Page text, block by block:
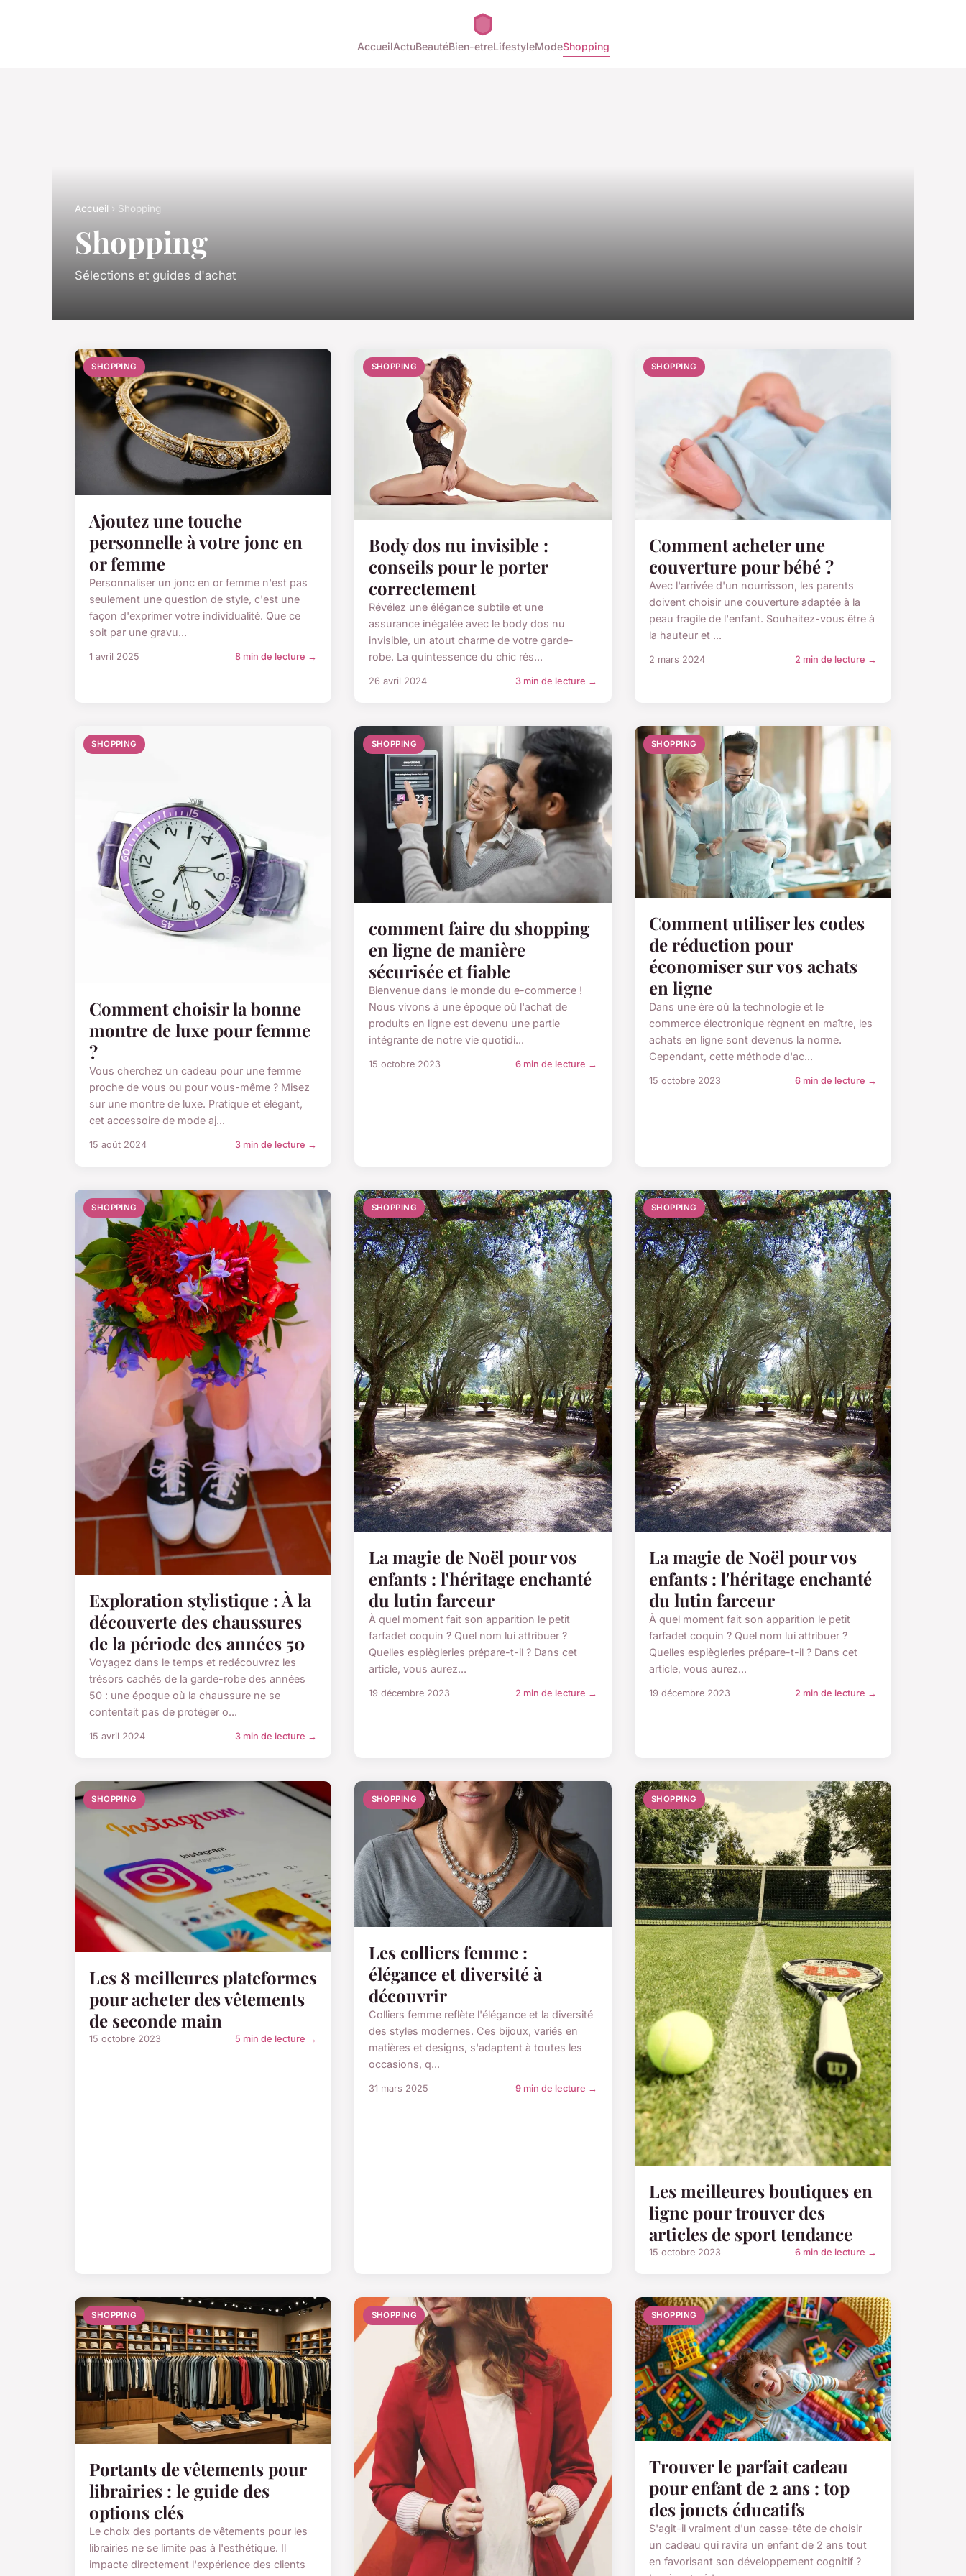
AccueilActuBeautéBien-etreLifestyleModeShopping
Accueil › Shopping
Shopping
Sélections et guides d'achat
SHOPPING
Ajoutez une touche
personnelle à votre jonc en
or femme
Personnaliser un jonc en or femme n'est pas
seulement une question de style, c'est une
façon d'exprimer votre individualité. Que ce
soit par une gravu...
1 avril 2025 8 min de lecture →
SHOPPING
Body dos nu invisible :
conseils pour le porter
correctement
Révélez une élégance subtile et une
assurance inégalée avec le body dos nu
invisible, un atout charme de votre garde-
robe. La quintessence du chic rés...
26 avril 2024 3 min de lecture →
SHOPPING
Comment acheter une
couverture pour bébé ?
Avec l'arrivée d'un nourrisson, les parents
doivent choisir une couverture adaptée à la
peau fragile de l'enfant. Souhaitez-vous être à
la hauteur et ...
2 mars 2024 2 min de lecture →
SHOPPING
Comment choisir la bonne
montre de luxe pour femme
?
Vous cherchez un cadeau pour une femme
proche de vous ou pour vous-même ? Misez
sur une montre de luxe. Pratique et élégant,
cet accessoire de mode aj...
15 août 2024 3 min de lecture →
SHOPPING
comment faire du shopping
en ligne de manière
sécurisée et fiable
Bienvenue dans le monde du e-commerce !
Nous vivons à une époque où l'achat de
produits en ligne est devenu une partie
intégrante de notre vie quotidi...
15 octobre 2023 6 min de lecture →
SHOPPING
Comment utiliser les codes
de réduction pour
économiser sur vos achats
en ligne
Dans une ère où la technologie et le
commerce électronique règnent en maître, les
achats en ligne sont devenus la norme.
Cependant, cette méthode d'ac...
15 octobre 2023 6 min de lecture →
SHOPPING
Exploration stylistique : À la
découverte des chaussures
de la période des années 50
Voyagez dans le temps et redécouvrez les
trésors cachés de la garde-robe des années
50 : une époque où la chaussure ne se
contentait pas de protéger o...
15 avril 2024 3 min de lecture →
SHOPPING
La magie de Noël pour vos
enfants : l'héritage enchanté
du lutin farceur
À quel moment fait son apparition le petit
farfadet coquin ? Quel nom lui attribuer ?
Quelles espiègleries prépare-t-il ? Dans cet
article, vous aurez...
19 décembre 2023 2 min de lecture →
SHOPPING
La magie de Noël pour vos
enfants : l'héritage enchanté
du lutin farceur
À quel moment fait son apparition le petit
farfadet coquin ? Quel nom lui attribuer ?
Quelles espiègleries prépare-t-il ? Dans cet
article, vous aurez...
19 décembre 2023 2 min de lecture →
SHOPPING
Les 8 meilleures plateformes
pour acheter des vêtements
de seconde main
15 octobre 2023 5 min de lecture →
SHOPPING
Les colliers femme :
élégance et diversité à
découvrir
Colliers femme reflète l'élégance et la diversité
des styles modernes. Ces bijoux, variés en
matières et designs, s'adaptent à toutes les
occasions, q...
31 mars 2025 9 min de lecture →
SHOPPING
Les meilleures boutiques en
ligne pour trouver des
articles de sport tendance
15 octobre 2023 6 min de lecture →
SHOPPING
Portants de vêtements pour
librairies : le guide des
options clés
Le choix des portants de vêtements pour les
librairies ne se limite pas à l'esthétique. Il
impacte directement l'expérience des clients
SHOPPING SHOPPING
Trouver le parfait cadeau
pour enfant de 2 ans : top
des jouets éducatifs
S'agit-il vraiment d'un casse-tête de choisir
un cadeau qui ravira un enfant de 2 ans tout
en favorisant son développement cognitif ?